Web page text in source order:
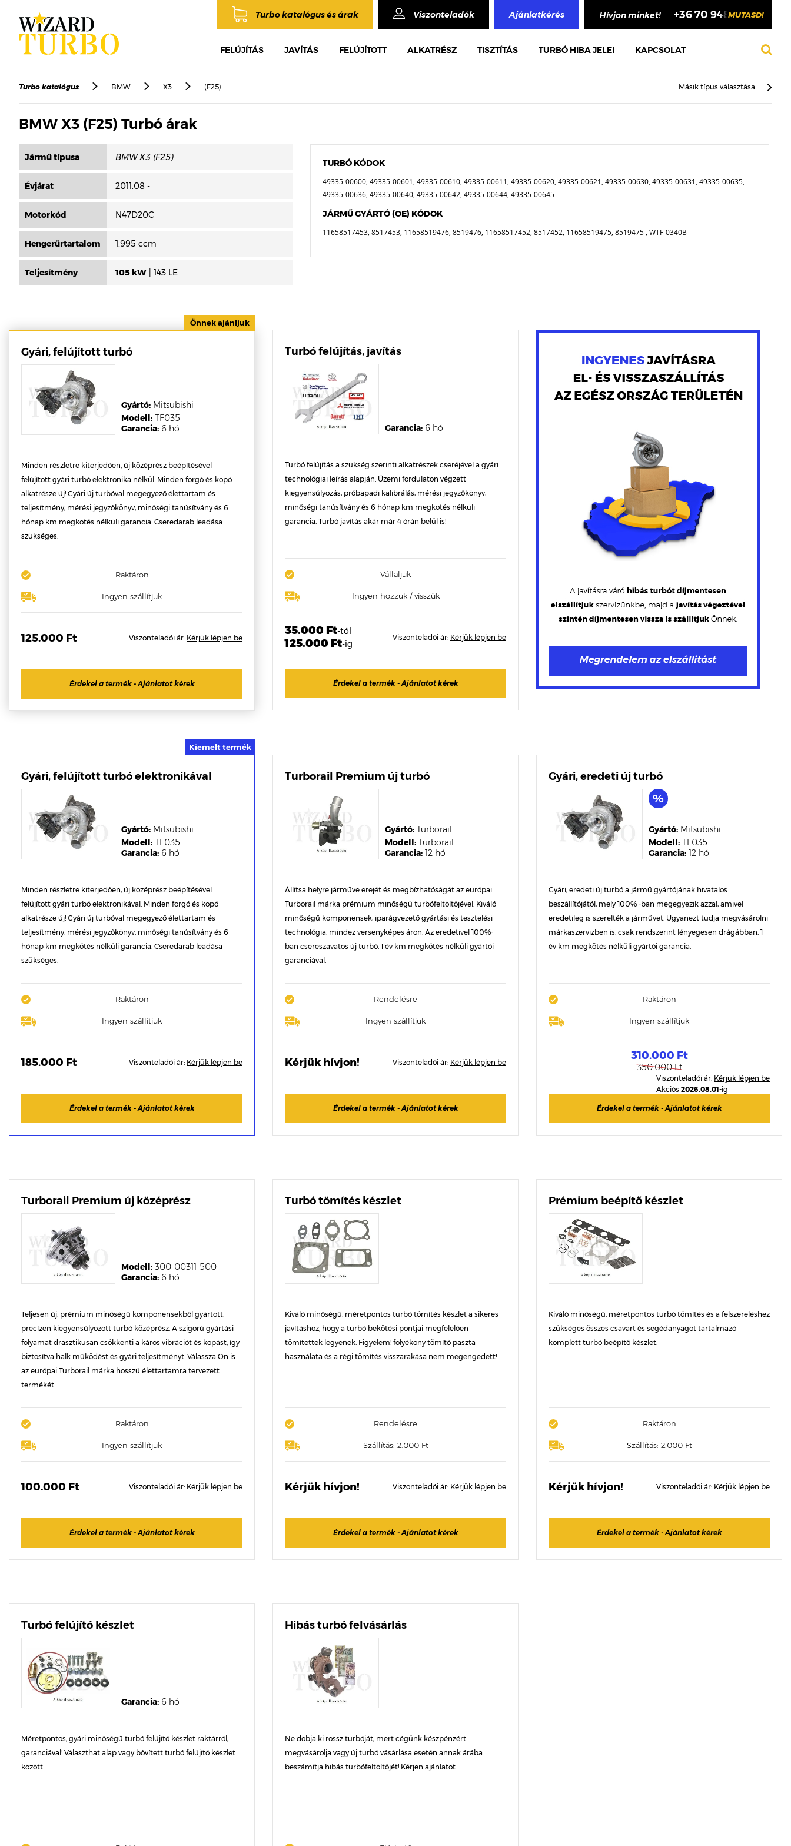
Turbo katalógus és árak Viszonteladók Ajánlatkérés Hívjon minket! +36 70 948 4748
MUTASD!
FELÚJÍTÁS JAVÍTÁS FELÚJÍTOTT ALKATRÉSZ TISZTÍTÁS TURBÓ HIBA JELEI KAPCSOLAT
Turbo katalógus BMW X3 (F25) Másik típus választása
BMW X3 (F25) Turbó árak
Jármű típusa
Évjárat 2011.08 -
Motorkód N47D20C
Hengerűrtartalom 1.995 ccm
Teljesítmény 105 kW | 143 LE
TURBÓ KÓDOK
49335-00600, 49335-00601, 49335-00610, 49335-00611, 49335-00620, 49335-00621, 49335-00630, 49335-00631, 49335-00635,
49335-00636, 49335-00640, 49335-00642, 49335-00644, 49335-00645
JÁRMŰ GYÁRTÓ (OE) KÓDOK
11658517453, 8517453, 11658519476, 8519476, 11658517452, 8517452, 11658519475, 8519475 , WTF-0340B
Gyári, felújított turbó
Garancia: 6 hó
Modell: TF035
Gyártó: Mitsubishi
Minden részletre kiterjedően, új középrész beépítésével
felújított gyári turbó elektronika nélkül. Minden forgó és kopó
alkatrésze új! Gyári új turbóval megegyező élettartam és
teljesítmény, mérési jegyzőkönyv, minőségi tanúsítvány és 6
hónap km megkötés nélküli garancia. Cseredarab leadása
szükséges.
Raktáron
Ingyen szállítjuk
125.000 Ft Viszonteladói ár: Kérjük lépjen be
Érdekel a termék - Ajánlatot kérek
Turbó felújítás, javítás
Garancia: 6 hó
Turbó felújítás a szükség szerinti alkatrészek cseréjével a gyári
technológiai leírás alapján. Üzemi fordulaton végzett
kiegyensúlyozás, próbapadi kalibrálás, mérési jegyzőkönyv,
minőségi tanúsítvány és 6 hónap km megkötés nélküli
garancia. Turbó javítás akár már 4 órán belül is!
Vállaljuk
Ingyen hozzuk / visszük
35.000 Ft-tól
125.000 Ft-ig
Viszonteladói ár: Kérjük lépjen be
Érdekel a termék - Ajánlatot kérek
Gyári, felújított turbó elektronikával
Garancia: 6 hó
Modell: TF035
Gyártó: Mitsubishi
Minden részletre kiterjedően, új középrész beépítésével
felújított gyári turbó elektronikával. Minden forgó és kopó
alkatrésze új! Gyári új turbóval megegyező élettartam és
teljesítmény, mérési jegyzőkönyv, minőségi tanúsítvány és 6
hónap km megkötés nélküli garancia. Cseredarab leadása
szükséges.
Raktáron
Ingyen szállítjuk
185.000 Ft Viszonteladói ár: Kérjük lépjen be
Érdekel a termék - Ajánlatot kérek
Turborail Premium új turbó
Garancia: 12 hó
Modell: Turborail
Gyártó: Turborail
Állítsa helyre járműve erejét és megbízhatóságát az európai
Turborail márka prémium minőségű turbófeltöltőjével. Kiváló
minőségű komponensek, iparágvezető gyártási és tesztelési
technológia, mindez versenyképes áron. Az eredetivel 100%-
ban csereszavatos új turbó, 1 év km megkötés nélküli gyártói
garanciával.
Rendelésre
Ingyen szállítjuk
Kérjük hívjon! Viszonteladói ár: Kérjük lépjen be
Érdekel a termék - Ajánlatot kérek
Gyári, eredeti új turbó
Garancia: 12 hó
Modell: TF035
Gyártó: Mitsubishi
Gyári, eredeti új turbó a jármű gyártójának hivatalos
beszállítójától, mely 100% -ban megegyezik azzal, amivel
eredetileg is szerelték a járművet. Ugyanezt tudja megvásárolni
márkaszervizben is, csak rendszerint lényegesen drágábban. 1
év km megkötés nélküli gyártói garancia.
Raktáron
Ingyen szállítjuk
310.000 Ft
350.000 Ft
Viszonteladói ár: Kérjük lépjen be
Akciós 2026.08.01-ig
Érdekel a termék - Ajánlatot kérek
Turborail Premium új középrész
Garancia: 6 hó
Modell: 300-00311-500
Teljesen új, prémium minőségű komponensekből gyártott,
precízen kiegyensúlyozott turbó középrész. A szigorú gyártási
folyamat drasztikusan csökkenti a káros vibrációt és kopást, így
biztosítva halk működést és gyári teljesítményt. Válassza Ön is
az európai Turborail márka hosszú élettartamra tervezett
termékét.
Raktáron
Ingyen szállítjuk
100.000 Ft Viszonteladói ár: Kérjük lépjen be
Érdekel a termék - Ajánlatot kérek
Turbó tömítés készlet
Kiváló minőségű, méretpontos turbó tömítés készlet a sikeres
javításhoz, hogy a turbó bekötési pontjai megfelelően
tömítettek legyenek. Figyelem! folyékony tömítő paszta
használata és a régi tömítés visszarakása nem megengedett!
Rendelésre
Szállítás: 2.000 Ft
Kérjük hívjon! Viszonteladói ár: Kérjük lépjen be
Érdekel a termék - Ajánlatot kérek
Prémium beépítő készlet
Kiváló minőségű, méretpontos turbó tömítés és a felszereléshez
szükséges összes csavart és segédanyagot tartalmazó
komplett turbó beépítő készlet.
Raktáron
Szállítás: 2.000 Ft
Kérjük hívjon! Viszonteladói ár: Kérjük lépjen be
Érdekel a termék - Ajánlatot kérek
Turbó felújító készlet
Garancia: 6 hó
Méretpontos, gyári minőségű turbó felújító készlet raktárról,
garanciával! Választhat alap vagy bővített turbó felújító készlet
között.
Hibás turbó felvásárlás
Ne dobja ki rossz turbóját, mert cégünk készpénzért
megvásárolja vagy új turbó vásárlása esetén annak árába
beszámítja hibás turbófeltöltőjét! Kérjen ajánlatot.